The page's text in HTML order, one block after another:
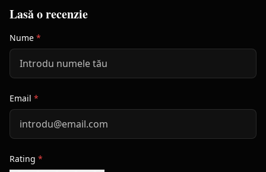
Lasă o recenzie
Nume *
Email *
Rating *